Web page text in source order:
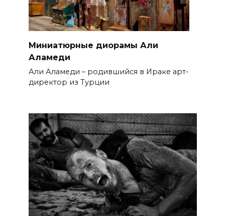
Миниатюрные диорамы Али
Аламеди
Али Аламеди – родившийся в Ираке арт-
директор из Турции